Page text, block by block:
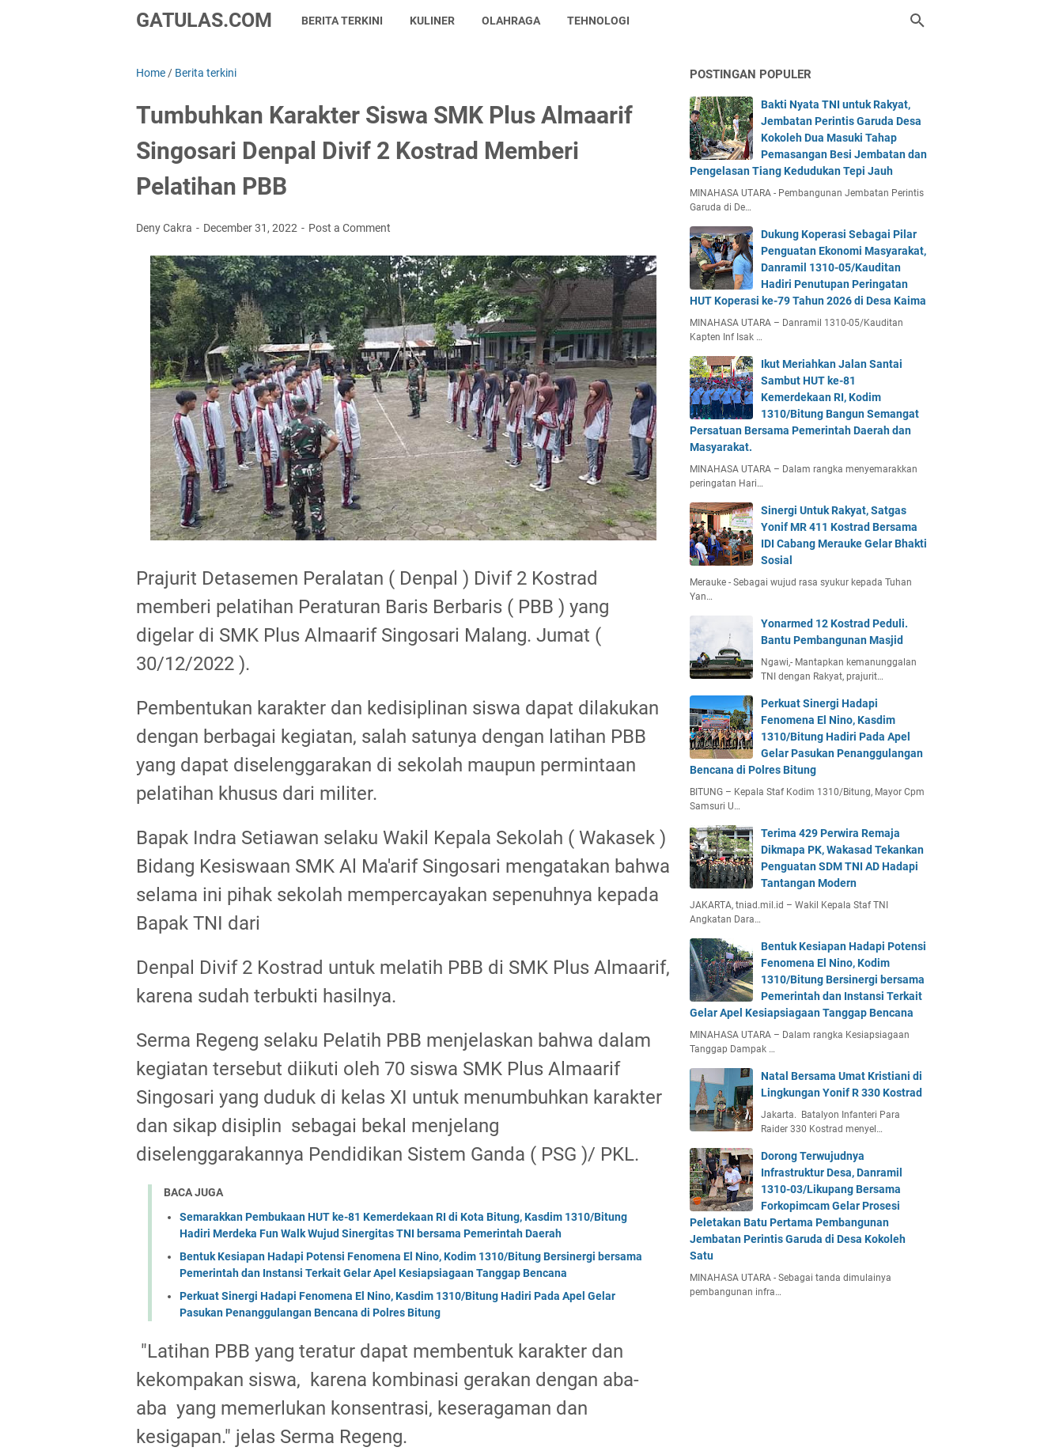
GATULAS.COM BERITA TERKINI KULINER OLAHRAGA TEHNOLOGI
Home / Berita terkini
Tumbuhkan Karakter Siswa SMK Plus Almaarif
Singosari Denpal Divif 2 Kostrad Memberi
Pelatihan PBB
Deny Cakra December 31, 2022 Post a Comment
Prajurit Detasemen Peralatan ( Denpal ) Divif 2 Kostrad
memberi pelatihan Peraturan Baris Berbaris ( PBB ) yang
digelar di SMK Plus Almaarif Singosari Malang. Jumat (
30/12/2022 ).
Pembentukan karakter dan kedisiplinan siswa dapat dilakukan
dengan berbagai kegiatan, salah satunya dengan latihan PBB
yang dapat diselenggarakan di sekolah maupun permintaan
pelatihan khusus dari militer.
Bapak Indra Setiawan selaku Wakil Kepala Sekolah ( Wakasek )
Bidang Kesiswaan SMK Al Ma'arif Singosari mengatakan bahwa
selama ini pihak sekolah mempercayakan sepenuhnya kepada
Bapak TNI dari
Denpal Divif 2 Kostrad untuk melatih PBB di SMK Plus Almaarif,
karena sudah terbukti hasilnya.
Serma Regeng selaku Pelatih PBB menjelaskan bahwa dalam
kegiatan tersebut diikuti oleh 70 siswa SMK Plus Almaarif
Singosari yang duduk di kelas XI untuk menumbuhkan karakter
dan sikap disiplin sebagai bekal menjelang
diselenggarakannya Pendidikan Sistem Ganda ( PSG )/ PKL.
BACA JUGA
Semarakkan Pembukaan HUT ke-81 Kemerdekaan RI di Kota Bitung, Kasdim 1310/Bitung
Hadiri Merdeka Fun Walk Wujud Sinergitas TNI bersama Pemerintah Daerah
Bentuk Kesiapan Hadapi Potensi Fenomena El Nino, Kodim 1310/Bitung Bersinergi bersama
Pemerintah dan Instansi Terkait Gelar Apel Kesiapsiagaan Tanggap Bencana
Perkuat Sinergi Hadapi Fenomena El Nino, Kasdim 1310/Bitung Hadiri Pada Apel Gelar
Pasukan Penanggulangan Bencana di Polres Bitung
"Latihan PBB yang teratur dapat membentuk karakter dan
kekompakan siswa, karena kombinasi gerakan dengan aba-
aba yang memerlukan konsentrasi, keseragaman dan
kesigapan." jelas Serma Regeng.
POSTINGAN POPULER
Bakti Nyata TNI untuk Rakyat,
Jembatan Perintis Garuda Desa
Kokoleh Dua Masuki Tahap
Pemasangan Besi Jembatan dan
Pengelasan Tiang Kedudukan Tepi Jauh
MINAHASA UTARA - Pembangunan Jembatan Perintis
Garuda di De…
Dukung Koperasi Sebagai Pilar
Penguatan Ekonomi Masyarakat,
Danramil 1310-05/Kauditan
Hadiri Penutupan Peringatan
HUT Koperasi ke-79 Tahun 2026 di Desa Kaima
MINAHASA UTARA – Danramil 1310-05/Kauditan
Kapten Inf Isak …
Ikut Meriahkan Jalan Santai
Sambut HUT ke-81
Kemerdekaan RI, Kodim
1310/Bitung Bangun Semangat
Persatuan Bersama Pemerintah Daerah dan
Masyarakat.
MINAHASA UTARA – Dalam rangka menyemarakkan
peringatan Hari…
Sinergi Untuk Rakyat, Satgas
Yonif MR 411 Kostrad Bersama
IDI Cabang Merauke Gelar Bhakti
Sosial
Merauke - Sebagai wujud rasa syukur kepada Tuhan
Yan…
Yonarmed 12 Kostrad Peduli.
Bantu Pembangunan Masjid
Ngawi,- Mantapkan kemanunggalan
TNI dengan Rakyat, prajurit…
Perkuat Sinergi Hadapi
Fenomena El Nino, Kasdim
1310/Bitung Hadiri Pada Apel
Gelar Pasukan Penanggulangan
Bencana di Polres Bitung
BITUNG – Kepala Staf Kodim 1310/Bitung, Mayor Cpm
Samsuri U…
Terima 429 Perwira Remaja
Dikmapa PK, Wakasad Tekankan
Penguatan SDM TNI AD Hadapi
Tantangan Modern
JAKARTA, tniad.mil.id – Wakil Kepala Staf TNI
Angkatan Dara…
Bentuk Kesiapan Hadapi Potensi
Fenomena El Nino, Kodim
1310/Bitung Bersinergi bersama
Pemerintah dan Instansi Terkait
Gelar Apel Kesiapsiagaan Tanggap Bencana
MINAHASA UTARA – Dalam rangka Kesiapsiagaan
Tanggap Dampak …
Natal Bersama Umat Kristiani di
Lingkungan Yonif R 330 Kostrad
Jakarta. Batalyon Infanteri Para
Raider 330 Kostrad menyel…
Dorong Terwujudnya
Infrastruktur Desa, Danramil
1310-03/Likupang Bersama
Forkopimcam Gelar Prosesi
Peletakan Batu Pertama Pembangunan
Jembatan Perintis Garuda di Desa Kokoleh
Satu
MINAHASA UTARA - Sebagai tanda dimulainya
pembangunan infra…